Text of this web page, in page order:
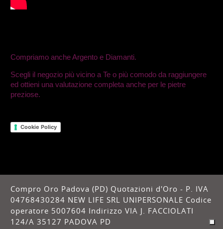
Compriamo anche Argento e Diamanti.
Scegli il negozio più vicino a Te o più comodo da raggiungere
ed ottieni una valutazione completa anche per le pietre
preziose.
Cookie Policy
Compro Oro Padova (PD) Quotazioni d'Oro - P. IVA
04768430284 NEW LIFE SRL UNIPERSONALE Codice
operatore 5007604 Indirizzo VIA J. FACCIOLATI
124/A 35127 PADOVA PD